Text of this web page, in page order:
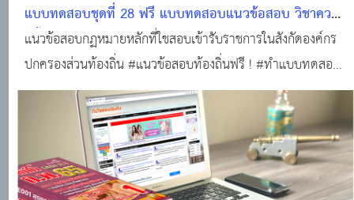
แบบทดสอบชุดที่ 28 ฟรี แบบทดสอบแนวข้อสอบ วิชาความ
รู้พื้นฐานในการปฏิบัติราชการ (กฏหมายหลักที่ใช้สอบองค์กร
ปกครองส่วนท้องถิ่น (25 ข้อพร้อมใบเกียรติบัตร) #แนว
ข้อสอบออนไลน์
แนวข้อสอบกฏหมายหลักที่ใชสอบเข้ารับราชการในสังกัดองค์กร
ปกครองส่วนท้องถิ่น #แนวข้อสอบท้องถิ่นฟรี ! #ทำแบบทดสอบ
ฟรี!!! #ข้อสอบท้องถิ่นฟรี !!! #สอบบรรจุท้องถิ่น #แหล่งเรียนรู้
ของคนท้องถิ่น #ติวสอบออนไลน์ #แนวข้อสอบออนไลน์